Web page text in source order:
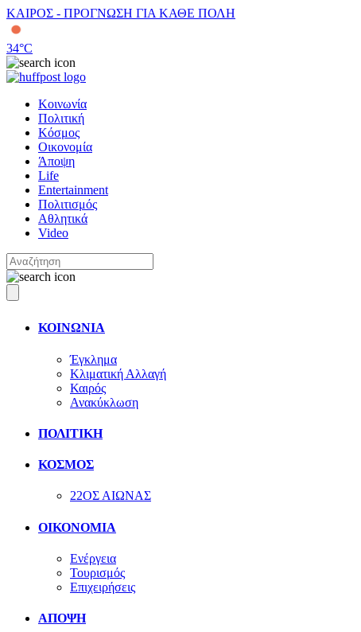
ΚΑΙΡΟΣ - ΠΡΟΓΝΩΣΗ ΓΙΑ ΚΑΘΕ ΠΟΛΗ
34°C
Κοινωνία
Πολιτική
Κόσμος
Οικονομία
Άποψη
Life
Entertainment
Πολιτισμός
Αθλητικά
Video
ΚΟΙΝΩΝΙΑ
Έγκλημα
Κλιματική Αλλαγή
Καιρός
Ανακύκλωση
ΠΟΛΙΤΙΚΗ
ΚΟΣΜΟΣ
22ΟΣ ΑΙΩΝΑΣ
ΟΙΚΟΝΟΜΙΑ
Ενέργεια
Τουρισμός
Επιχειρήσεις
ΑΠΟΨΗ